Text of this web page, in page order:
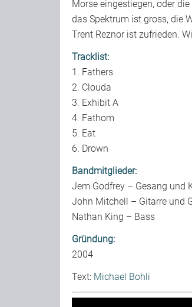
Morse eingestiegen, oder
das Spektrum ist gross, die
Trent Reznor ist zufrieden.
Tracklist:
1. Fathers
2. Clouda
3. Exhibit A
4. Fathom
5. Eat
6. Drown
Bandmitglieder:
Jem Godfrey – Gesang und
John Mitchell – Gitarre und
Nathan King – Bass
Gründung:
2004
Text: Michael Bohli